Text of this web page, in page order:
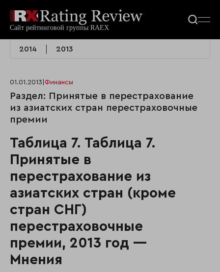
2014 2013
01.01.2013 Финансы
Раздел: Принятые в перестрахование
из азиатских стран перестраховочные
премии
Таблица 7. Таблица 7.
Принятые в
перестрахование из
азиатских стран (кроме
стран СНГ)
перестраховочные
премии, 2013 год —
Мнения